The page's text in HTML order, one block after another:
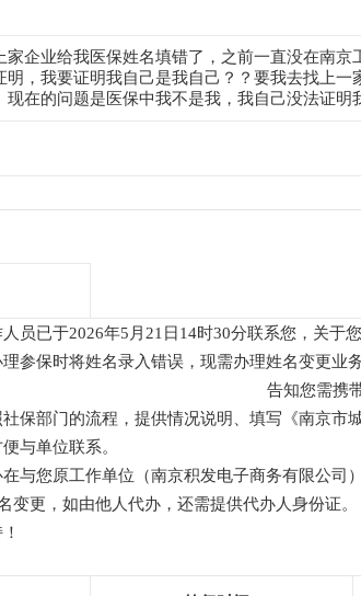
企业给我医保姓名填错了，之前一直没在南
，我要证明我自己是我自己？？要我去找上
在的问题是医保中我不是我，我自己没法证明
员已于2026年5月21日14时30分联系您，关于
参保时将姓名录入错误，现需办理姓名变更业
告知您需携带户口簿办理变
保部门的流程，提供情况说明、填写《南京市
与单位联系。
与您原工作单位（南京积发电子商务有限公司
更，如由他人代办，还需提供代办人身份证。